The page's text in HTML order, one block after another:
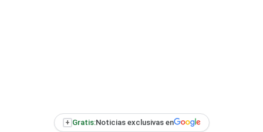
+ Gratis:Noticias exclusivas en